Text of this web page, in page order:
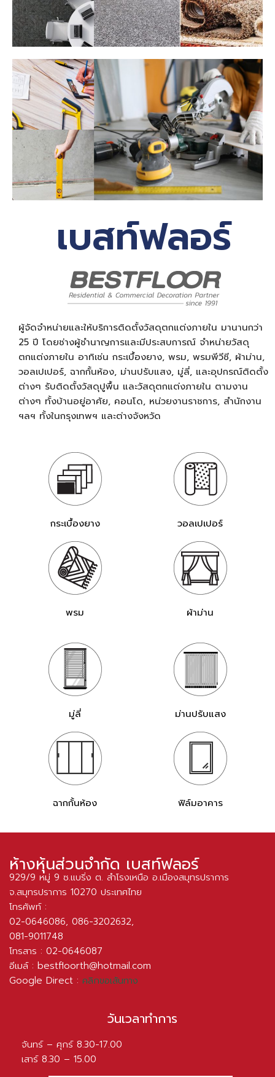
เบสท์ฟลอร์
ผู้จัดจำหน่ายและให้บริการติดตั้งวัสดุตกแต่งภายใน มานานกว่า
25 ปี โดยช่างผู้ชำนาญการและมีประสบการณ์ จำหน่ายวัสดุ
ตกแต่งภายใน อาทิเช่น กระเบื้องยาง, พรม, พรมพีวีซี, ผ้าม่าน,
วอลเปเปอร์, ฉากกั้นห้อง, ม่านปรับแสง, มู่ลี่, และอุปกรณ์ติดตั้ง
ต่างๆ รับติดตั้งวัสดุปูพื้น และวัสดุตกแต่งภายใน ตามงาน
ต่างๆ ทั้งบ้านอยู่อาศัย, คอนโด, หน่วยงานราชการ, สำนักงาน
ฯลฯ ทั้งในกรุงเทพฯ และต่างจังหวัด
กระเบื้องยาง วอลเปเปอร์
พรม ผ้าม่าน
มู่ลี่ ม่านปรับแสง
ฉากกั้นห้อง ฟิล์มอาคาร
ห้างหุ้นส่วนจำกัด เบสท์ฟลอร์
929/9 หมู่ 9 ซ.แบริ่ง ต. สำโรงเหนือ อ.เมืองสมุทรปราการ
จ.สมุทรปราการ 10270 ประเทศไทย
โทรศัพท์ :
02-0646086, 086-3202632,
081-9011748
โทรสาร : 02-0646087
อีเมล์ : bestfloorth@hotmail.com
Google Direct : คลิกขอเส้นทาง
วันเวลาทำการ
จันทร์ – ศุกร์ 8.30-17.00
เสาร์ 8.30 – 15.00